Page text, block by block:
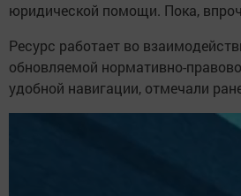
юридической помощи. Пока,
Ресурс работает во
обновляемой нормативно-
удобной навигации, отмечали